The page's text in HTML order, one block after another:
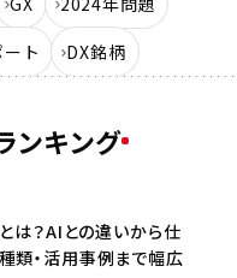
ト DX銘柄
ンキング
は？AIとの違いから仕
類・活用事例まで幅広